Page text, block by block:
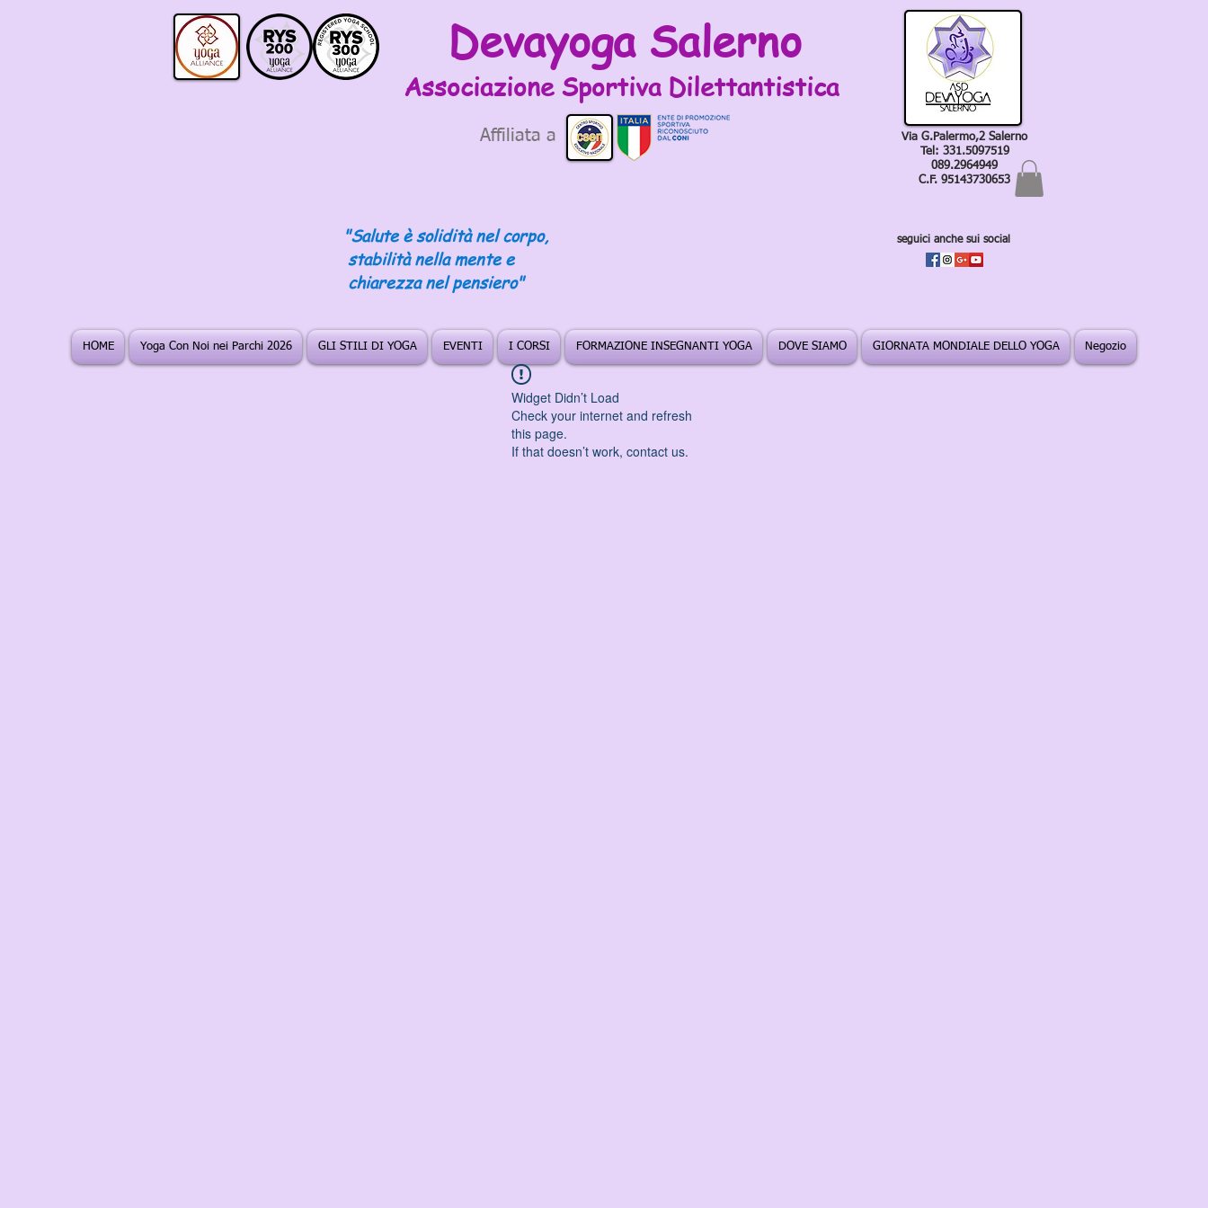
Devayoga Salerno
Associazione Sportiva Dilettantistica
Affiliata a
"Salute è solidità nel corpo,
stabilità nella mente e
chiarezza nel pensiero"
Via G.Palermo,2 Salerno
Tel: 331.5097519
089.2964949
C.F. 95143730653
seguici anche sui social
HOME Yoga Con Noi nei Parchi 2026 GLI STILI DI YOGA EVENTI I CORSI FORMAZIONE INSEGNANTI YOGA DOVE SIAMO GIORNATA MONDIALE DELLO YOGA Negozio
Widget Didn’t Load
Check your internet and refresh
this page.
If that doesn’t work, contact us.